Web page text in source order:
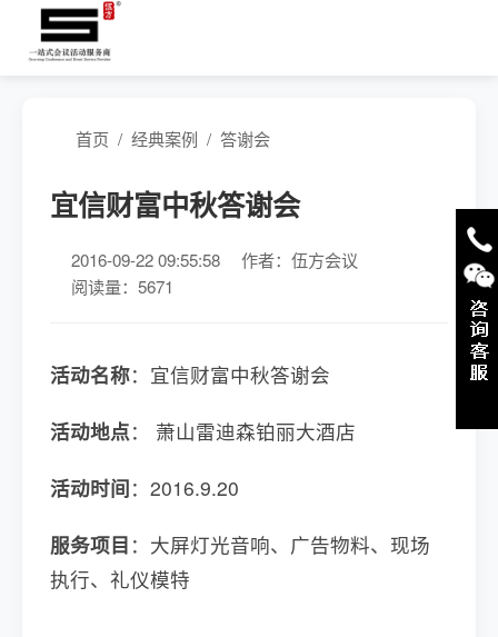
首页 / 经典案例 / 答谢会
宜信财富中秋答谢会
2016-09-22 09:55:58
作者：伍方会议
阅读量：5671
活动名称：宜信财富中秋答谢会
活动地点： 萧山雷迪森铂丽大酒店
活动时间：2016.9.20
服务项目 ：大屏灯光音响、广告物料、现场
执行、礼仪模特